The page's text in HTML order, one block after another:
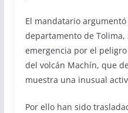
El mandatario
departamento de Tolima,
emergencia por el
del volcán Machín, que
muestra una inusual
Por ello han sido